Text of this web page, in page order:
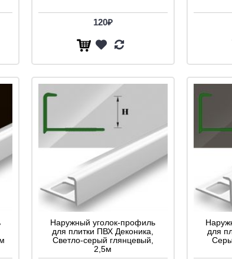
120₽
Наружный уголок-профиль
для плитки ПВХ Деконика,
Светло-серый глянцевый,
2,5м
для